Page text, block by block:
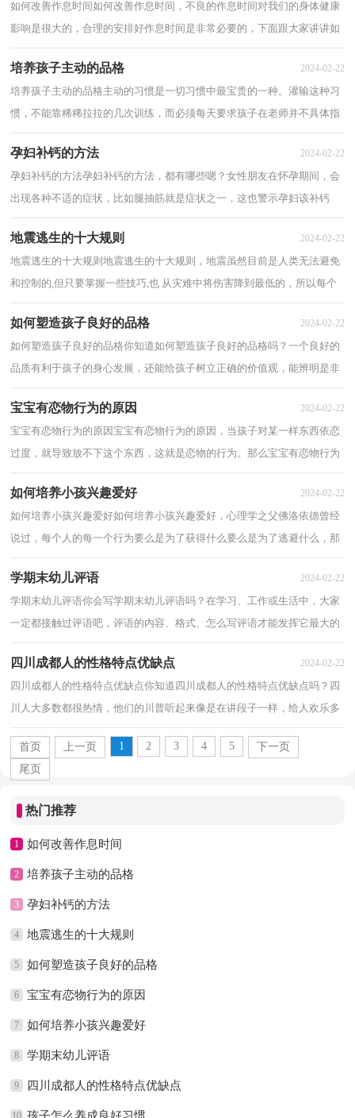
如何改善作息时间如何改善作息时间，不良的作息时间对我们的身体健康
影响是很大的，合理的安排好作息时间是非常必要的，下面跟大家讲讲如
何改善作息时间，希望大家认真查看，或许对你...
培养孩子主动的品格 2024-02-22
培养孩子主动的品格主动的习惯是一切习惯中最宝贵的一种。灌输这种习
惯，不能靠稀稀拉拉的几次训练，而必须每天要求孩子在老师并不具体指
明内容或方法的前提下，提出点什么、着手...
孕妇补钙的方法 2024-02-22
孕妇补钙的方法孕妇补钙的方法，都有哪些嗯？女性朋友在怀孕期间，会
出现各种不适的症状，比如腿抽筋就是症状之一，这也警示孕妇该补钙
了，因为宝宝会吸收母体大量的钙质。下面分享孕妇...
地震逃生的十大规则 2024-02-22
地震逃生的十大规则地震逃生的十大规则，地震虽然目前是人类无法避免
和控制的,但只要掌握一些技巧,也 从灾难中将伤害降到最低的，所以每个
人都要学会地震逃生的知识，下面分享地...
如何塑造孩子良好的品格 2024-02-22
如何塑造孩子良好的品格你知道如何塑造孩子良好的品格吗？一个良好的
品质有利于孩子的身心发展，还能给孩子树立正确的价值观，能辨明是非
的判断，下面是小编精心准备的如何塑造孩子...
宝宝有恋物行为的原因 2024-02-22
宝宝有恋物行为的原因宝宝有恋物行为的原因，当孩子对某一样东西依恋
过度，就导致放不下这个东西，这就是恋物的行为。那么宝宝有恋物行为
的原因是什么？下面就和小编一起来探究一下...
如何培养小孩兴趣爱好 2024-02-22
如何培养小孩兴趣爱好如何培养小孩兴趣爱好，心理学之父佛洛依德曾经
说过，每个人的每一个行为要么是为了获得什么要么是为了逃避什么，那
么，孩子厌学的行为他是为了获得什么还是为...
学期末幼儿评语 2024-02-22
学期末幼儿评语你会写学期末幼儿评语吗？在学习、工作或生活中，大家
一定都接触过评语吧，评语的内容、格式、怎么写评语才能发挥它最大的
用处呢？下面是小编收集整理的学期末幼儿评...
四川成都人的性格特点优缺点 2024-02-22
四川成都人的性格特点优缺点你知道四川成都人的性格特点优缺点吗？四
川人大多数都很热情，他们的川普听起来像是在讲段子一样，给人欢乐多
多，下面是小编精心准备的四川成都人的性格...
首页
上一页 1 2 3 4 5
下一页
尾页
热门推荐
1 如何改善作息时间
2 培养孩子主动的品格
3 孕妇补钙的方法
4 地震逃生的十大规则
5 如何塑造孩子良好的品格
6 宝宝有恋物行为的原因
7 如何培养小孩兴趣爱好
8 学期末幼儿评语
9 四川成都人的性格特点优缺点
10